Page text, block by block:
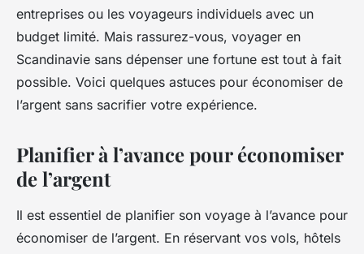
entreprises ou les voyageurs individuels avec un
budget limité. Mais rassurez-vous, voyager en
Scandinavie sans dépenser une fortune est tout à fait
possible. Voici quelques astuces pour économiser de
l’argent sans sacrifier votre expérience.
Planifier à l’avance pour économiser
de l’argent
Il est essentiel de planifier son voyage à l’avance pour
économiser de l’argent. En réservant vos vols, hôtels